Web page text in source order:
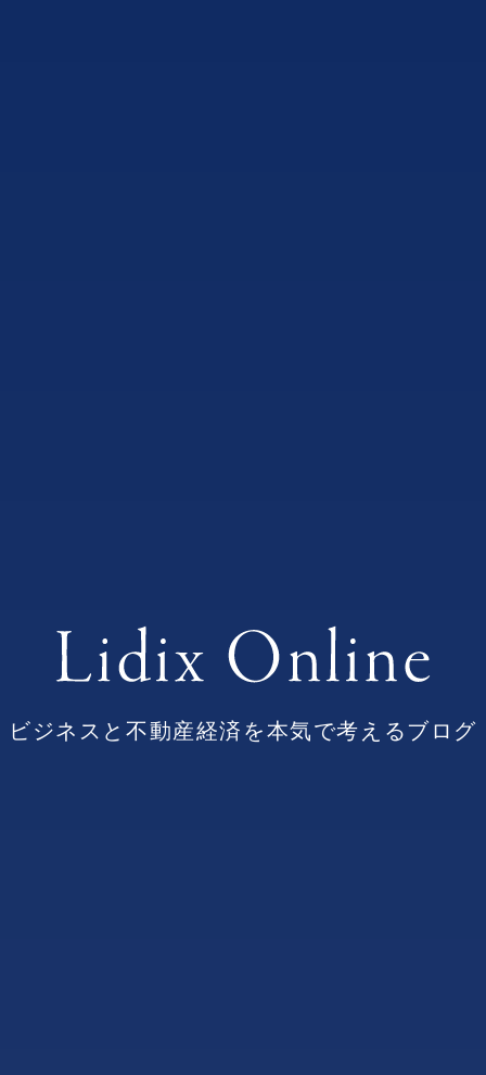
ビジネスと不動産経済を本気で考えるブログ